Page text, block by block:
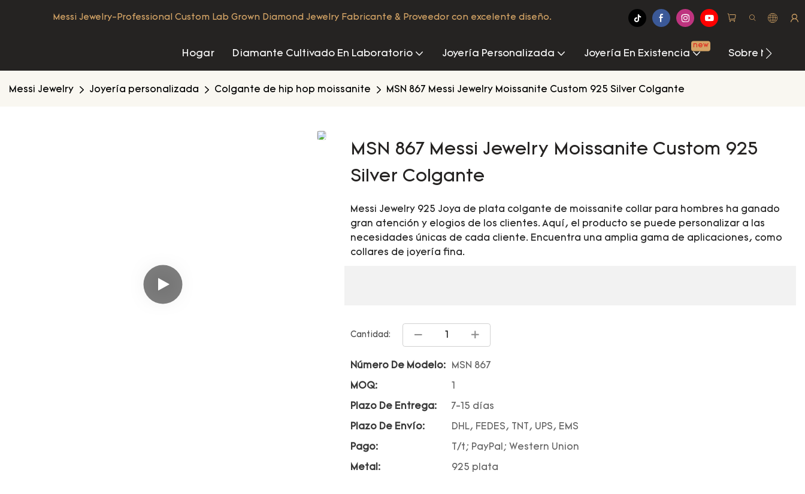
Messi Jewelry-Professional Custom Lab Grown Diamond Jewelry Fabricante & Proveedor con excelente diseño.
Hogar Diamante Cultivado En Laboratorio Joyería Personalizada Joyería En Existencia
new
Sobre Nosotros
Messi Jewelry Joyería personalizada Colgante de hip hop moissanite MSN 867 Messi Jewelry Moissanite Custom 925 Silver Colgante
MSN 867 Messi Jewelry Moissanite Custom 925
Silver Colgante
Messi Jewelry 925 Joya de plata colgante de moissanite collar para hombres ha ganado
gran atención y elogios de los clientes. Aquí, el producto se puede personalizar a las
necesidades únicas de cada cliente. Encuentra una amplia gama de aplicaciones, como
collares de joyería fina.
Cantidad:
Número De Modelo: MSN 867
MOQ: 1
Plazo De Entrega: 7-15 días
Plazo De Envío: DHL, FEDES, TNT, UPS, EMS
Pago: T/t; PayPal; Western Union
Metal: 925 plata